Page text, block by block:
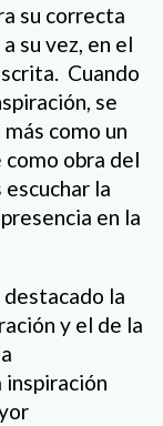
su correcta
su vez, en el
Cuando
se
como un
obra del
la
en la
destacado la
y el de la
inspiración